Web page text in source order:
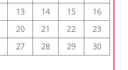
13 14 15
16
20 21 22
23
27 28 29
30